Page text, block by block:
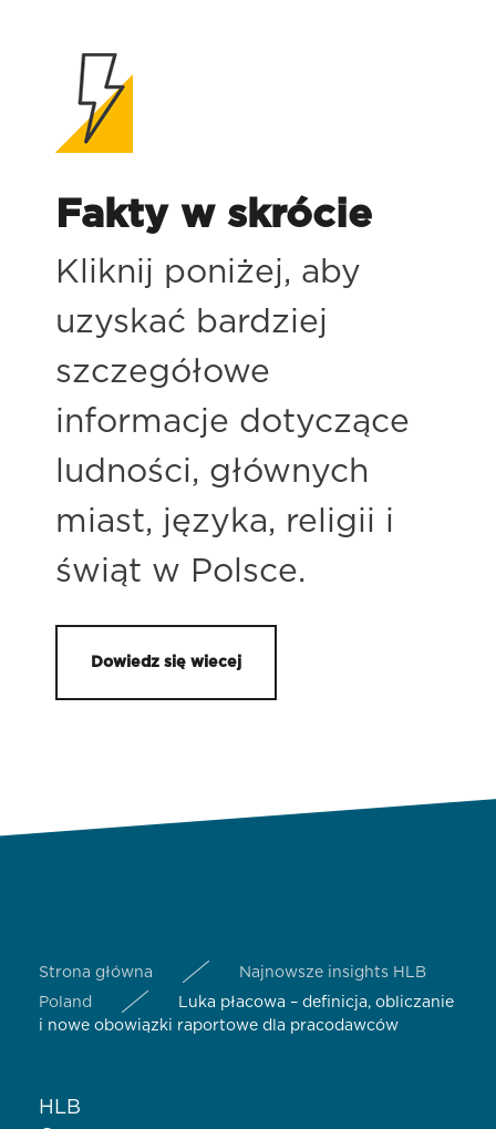
Fakty w skrócie
Kliknij poniżej, aby
uzyskać bardziej
szczegółowe
informacje dotyczące
ludności, głównych
miast, języka, religii i
świąt w Polsce.
Dowiedz się wiecej
Strona główna
Najnowsze insights HLB
Poland
Luka płacowa – definicja, obliczanie
i nowe obowiązki raportowe dla pracodawców
HLB